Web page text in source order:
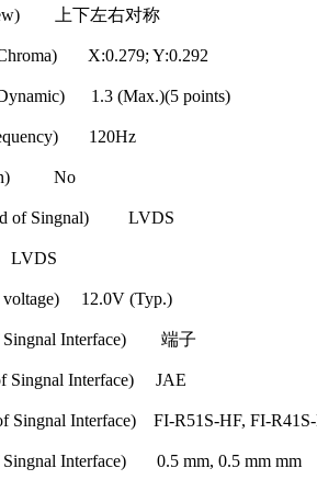
上下左右对称
X:0.279; Y:0.292
1.3 (Max.)(5 points)
120Hz
No
of Singnal) LVDS
voltage) 12.0V (Typ.)
Singnal Interface) 端子
Singnal Interface) JAE
Singnal Interface) FI-R51S-HF, FI-
Singnal Interface) 0.5 mm, 0.5 mm mm